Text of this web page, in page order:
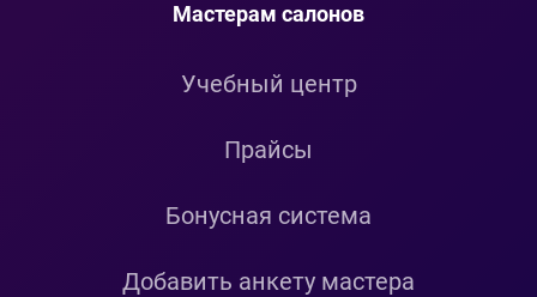
Мастерам салонов
Учебный центр
Прайсы
Бонусная система
Добавить анкету мастера